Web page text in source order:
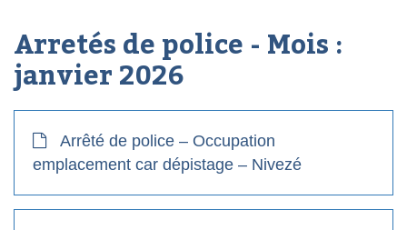
Arretés de police - Mois :
janvier 2026
Arrêté de police – Occupation
emplacement car dépistage – Nivezé